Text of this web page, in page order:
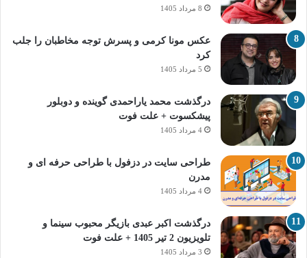
8 مرداد 1405
عکس مونا کرمی و پسرش توجه مخاطبان را جلب
کرد
5 مرداد 1405
درگذشت محمد یاراحمدی گوینده و دوبلور
پیشکسوت + علت فوت
4 مرداد 1405
طراحی سایت در دزفول با طراحی حرفه‌ ای و
مدرن
4 مرداد 1405
درگذشت اکبر عبدی بازیگر محبوب سینما و
تلویزیون 2 تیر 1405 + علت فوت
3 مرداد 1405